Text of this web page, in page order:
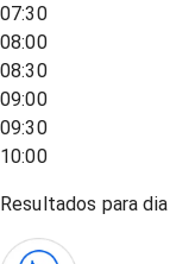
07:30
08:00
08:30
09:00
09:30
10:00
Resultados para dia